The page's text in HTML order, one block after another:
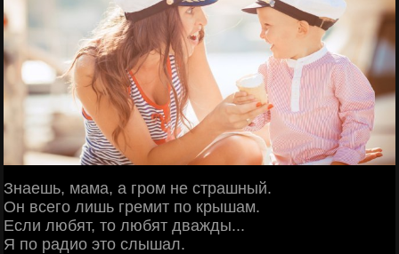
Знаешь, мама, а гром не страшный.
Он всего лишь гремит по крышам.
Если любят, то любят дважды...
Я по радио это слышал.